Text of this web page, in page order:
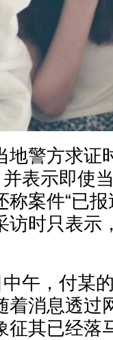
地警方求证
表示即使
案件“已
访时只表示
午，付某
着消息透过
征其已经落